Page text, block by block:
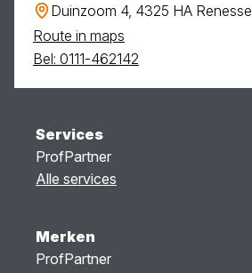
Duinzoom 4, 4325 HA Renesse
Route in maps
Bel: 0111-462142
Services
ProfPartner
Alle services
Merken
ProfPartner